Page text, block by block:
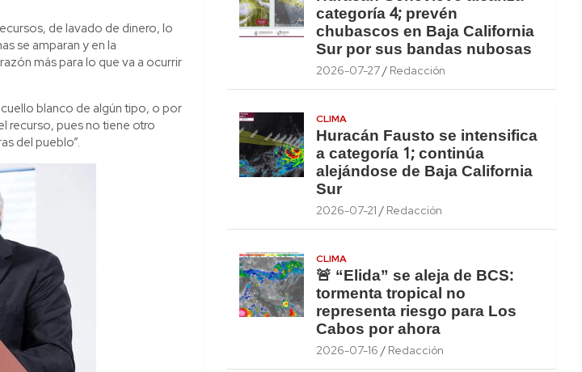
de lavado de dinero, lo
se amparan y en la
más para lo que va a ocurrir
blanco de algún tipo, o por
recurso, pues no tiene otro
del pueblo”.
categoría 4; prevén
chubascos en Baja California
Sur por sus bandas nubosas
2026-07-27 Redacción
CLIMA
Huracán Fausto se intensifica
a categoría 1; continúa
alejándose de Baja California
Sur
2026-07-21 Redacción
CLIMA
🚨 “Elida” se aleja de BCS:
tormenta tropical no
representa riesgo para Los
Cabos por ahora
2026-07-16 Redacción